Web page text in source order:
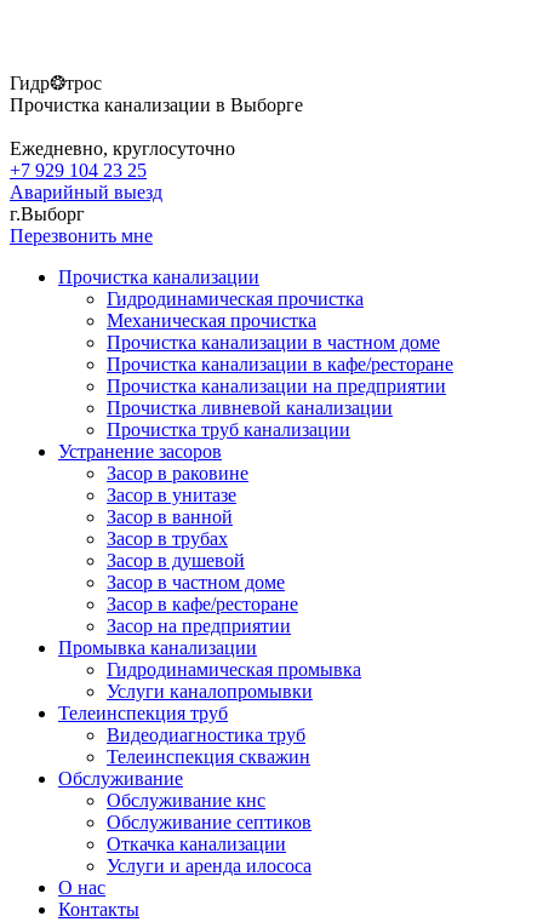
Гидр❂трос
Прочистка канализации в Выборге
Ежедневно, круглосуточно
+7 929 104 23 25
Аварийный выезд
г.Выборг
Перезвонить мне
Прочистка канализации
Гидродинамическая прочистка
Механическая прочистка
Прочистка канализации в частном доме
Прочистка канализации в кафе/ресторане
Прочистка канализации на предприятии
Прочистка ливневой канализации
Прочистка труб канализации
Устранение засоров
Засор в раковине
Засор в унитазе
Засор в ванной
Засор в трубах
Засор в душевой
Засор в частном доме
Засор в кафе/ресторане
Засор на предприятии
Промывка канализации
Гидродинамическая промывка
Услуги каналопромывки
Телеинспекция труб
Видеодиагностика труб
Телеинспекция скважин
Обслуживание
Обслуживание кнс
Обслуживание септиков
Откачка канализации
Услуги и аренда илососа
О нас
Контакты